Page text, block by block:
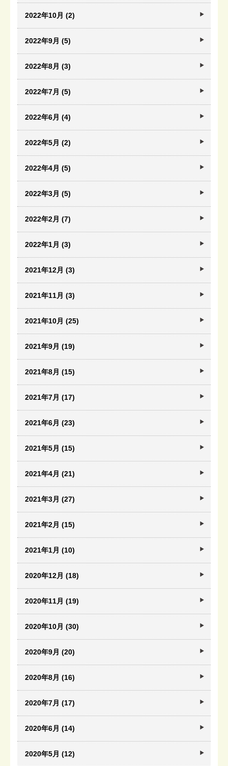
2022年10月 (2)
2022年9月 (5)
2022年8月 (3)
2022年7月 (5)
2022年6月 (4)
2022年5月 (2)
2022年4月 (5)
2022年3月 (5)
2022年2月 (7)
2022年1月 (3)
2021年12月 (3)
2021年11月 (3)
2021年10月 (25)
2021年9月 (19)
2021年8月 (15)
2021年7月 (17)
2021年6月 (23)
2021年5月 (15)
2021年4月 (21)
2021年3月 (27)
2021年2月 (15)
2021年1月 (10)
2020年12月 (18)
2020年11月 (19)
2020年10月 (30)
2020年9月 (20)
2020年8月 (16)
2020年7月 (17)
2020年6月 (14)
2020年5月 (12)